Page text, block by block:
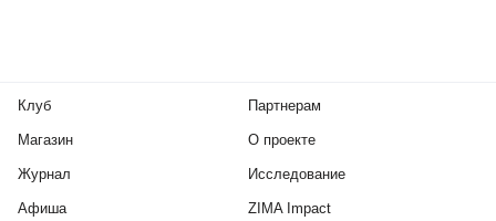
Клуб
Магазин
Журнал
Афиша
Партнерам
О проекте
Исследование
ZIMA Impact